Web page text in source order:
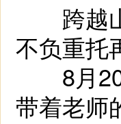
跨越山
不负重托
8月20
带着老师